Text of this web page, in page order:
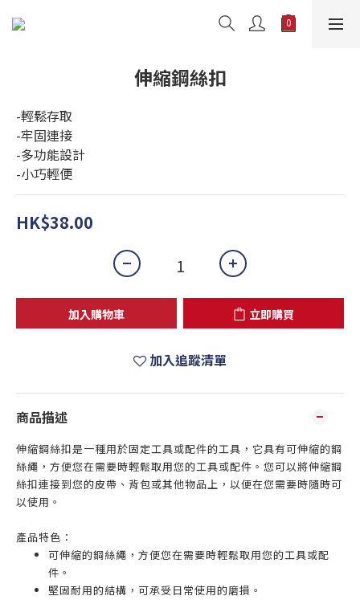
伸縮鋼絲扣
-輕鬆存取
-牢固連接
-多功能設計
-小巧輕便
HK$38.00
加入購物車 立即購買
加入追蹤清單
商品描述
伸縮鋼絲扣是一種用於固定工具或配件的工具，它具有可伸縮的鋼
絲繩，方便您在需要時輕鬆取用您的工具或配件。您可以將伸縮鋼
絲扣連接到您的皮帶、背包或其他物品上，以便在您需要時隨時可
以使用。
產品特色：
可伸縮的鋼絲繩，方便您在需要時輕鬆取用您的工具或配
件。
堅固耐用的結構，可承受日常使用的磨損。